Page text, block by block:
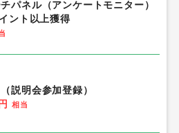
パネル（アンケートモニター）
ント以上獲得
説明会参加登録）
相当